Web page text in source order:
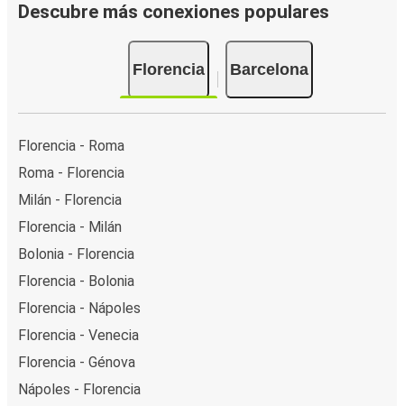
Descubre más conexiones populares
Florencia Barcelona
Florencia - Roma
Roma - Florencia
Milán - Florencia
Florencia - Milán
Bolonia - Florencia
Florencia - Bolonia
Florencia - Nápoles
Florencia - Venecia
Florencia - Génova
Nápoles - Florencia